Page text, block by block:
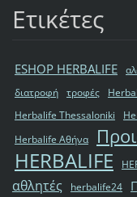
Ετικέτες
ESHOP HERBALIFE
διατροφή τροφές
Herbalife Thessaloniki
Herbalife Αθήνα
HERBALIFE
αθλητές
herbalife24